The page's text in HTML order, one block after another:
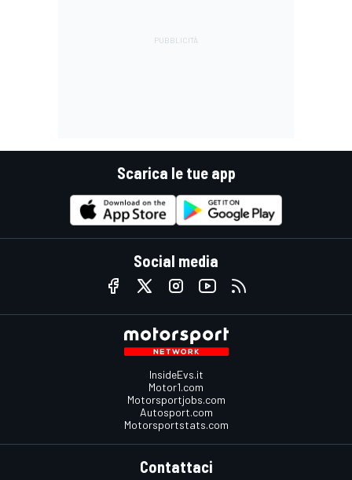
Scarica le tue app
Social media
InsideEvs.it
Motor1.com
Motorsportjobs.com
Autosport.com
Motorsportstats.com
Contattaci